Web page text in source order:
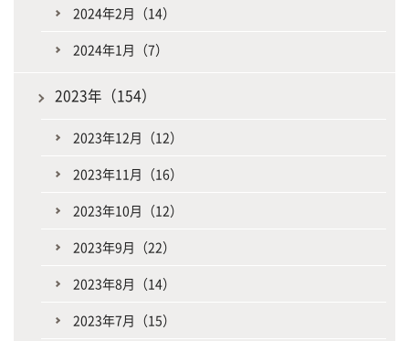
2024年2月（14）
2024年1月（7）
2023年（154）
2023年12月（12）
2023年11月（16）
2023年10月（12）
2023年9月（22）
2023年8月（14）
2023年7月（15）